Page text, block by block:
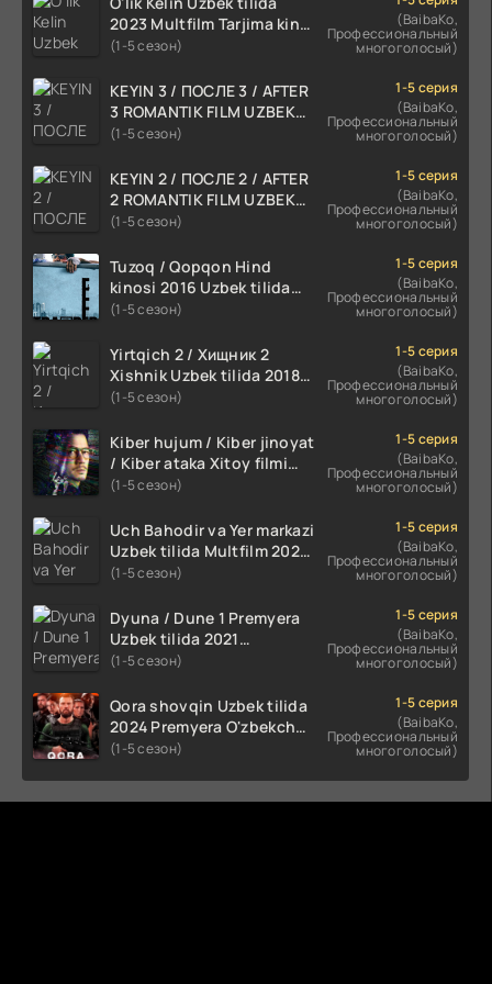
2023 Multfilm Tarjima kino
skachat
(1-5 сезон)
(BaibaKo,
Профессиональный
многоголосый)
KEYIN 3 / ПОСЛЕ 3 / AFTER
3 ROMANTIK FILM UZBEK
TILIDA 2021 TARJIMA FILM
(1-5 сезон)
1-5 серия
(BaibaKo,
Профессиональный
многоголосый)
KEYIN 2 / ПОСЛЕ 2 / AFTER
2 ROMANTIK FILM UZBEK
TILIDA 2020 TARJIMA FILM
(1-5 сезон)
1-5 серия
(BaibaKo,
Профессиональный
многоголосый)
Tuzoq / Qopqon Hind
kinosi 2016 Uzbek tilida
tarjima film HD
(1-5 сезон)
1-5 серия
(BaibaKo,
Профессиональный
многоголосый)
Yirtqich 2 / Хищник 2
Xishnik Uzbek tilida 2018-
2024 O'zbekcha tarjima
(1-5 сезон)
1-5 серия
(BaibaKo,
Профессиональный
многоголосый)
Kiber hujum / Kiber jinoyat
/ Kiber ataka Xitoy filmi
Uzbek tilida O'zbekcha
HD skachat
(1-5 сезон)
1-5 серия
(BaibaKo,
Профессиональный
многоголосый)
Uch Bahodir va Yer markazi
Uzbek tilida Multfilm 2025
tarjima HD skachat
(1-5 сезон)
1-5 серия
(BaibaKo,
Профессиональный
многоголосый)
Dyuna / Dune 1 Premyera
Uzbek tilida 2021
O'zbekcha tarjima kino HD
(1-5 сезон)
1-5 серия
(BaibaKo,
Профессиональный
многоголосый)
Qora shovqin Uzbek tilida
2024 Premyera O'zbekcha
tarjima kino HD skachat
(1-5 сезон)
1-5 серия
(BaibaKo,
Профессиональный
многоголосый)